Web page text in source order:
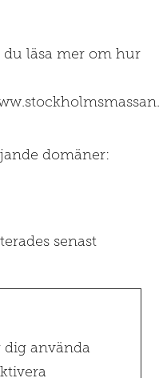
du läsa mer om hur
domäner:
senast
dig använda